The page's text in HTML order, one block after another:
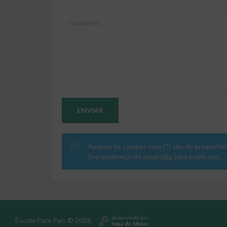
ENVIAR
Apenas os campos com (*) são de
Seu endereço de email não será publicado.
Escola Para Pais © 2026